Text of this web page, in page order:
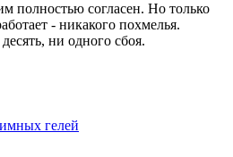
полностью согласен. Но только
- никакого похмелья.
ни одного сбоя.
гелей